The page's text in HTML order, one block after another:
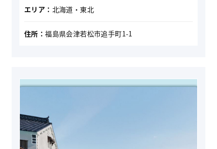
エリア： 北海道・東北
住所：福島県会津若松市追手町1-1